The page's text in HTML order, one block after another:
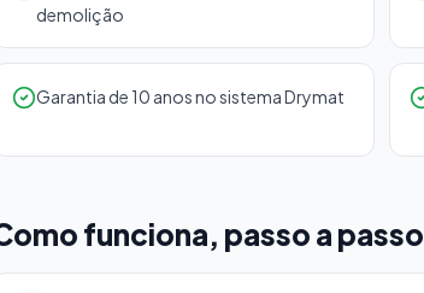
demolição
Garantia de 10 anos no sistema Drymat
funciona, passo a passo